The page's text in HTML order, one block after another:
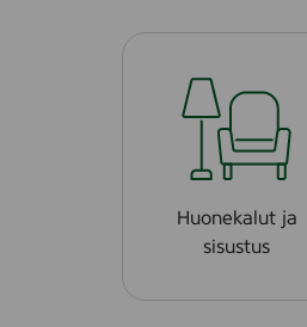
Huonekalut ja
sisustus